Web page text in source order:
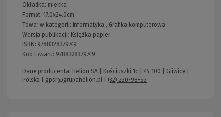
Okładka: miękka
Format: 17.0x24.0cm
Towar w kategorii: Informatyka , Grafika komputerowa
Wersja publikacji: Książka papier
ISBN: 9788328379749
Kod towaru: 9788328379749
Dane producenta: Helion SA | Kościuszki 1c | 44-100 | Gliwice |
Polska | gpsr@grupahelion.pl (32) 230-98-63